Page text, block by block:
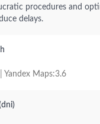
procedures and
delays.
Yandex Maps:3.6